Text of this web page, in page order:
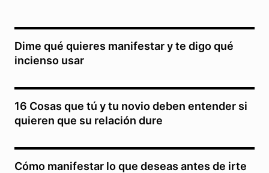
Dime qué quieres manifestar y te digo qué
incienso usar
16 Cosas que tú y tu novio deben entender si
quieren que su relación dure
Cómo manifestar lo que deseas antes de irte